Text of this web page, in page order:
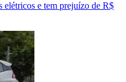
elétricos e tem prejuízo de R$